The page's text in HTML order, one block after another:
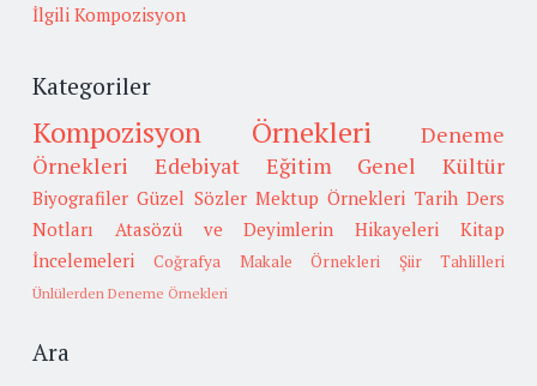
İlgili Kompozisyon
Kategoriler
Kompozisyon Örnekleri
Deneme
Örnekleri
Edebiyat Eğitim Genel Kültür
Biyografiler Güzel Sözler Mektup Örnekleri Tarih Ders
Notları
Atasözü ve Deyimlerin Hikayeleri
Kitap
İncelemeleri
Coğrafya Makale Örnekleri Şiir Tahlilleri
Ünlülerden Deneme Örnekleri
Ara